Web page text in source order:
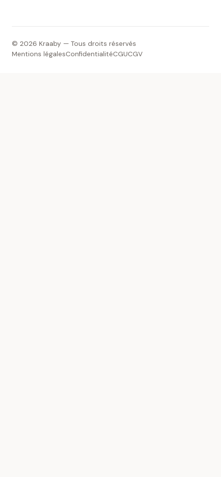
© 2026 Kraaby — Tous droits réservés
Mentions légalesConfidentialitéCGUCGV